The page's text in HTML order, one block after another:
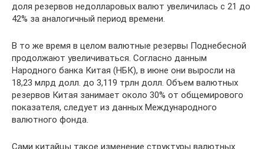
доля резервов недолларовых валют увеличилась с 21 до
42% за аналогичный период времени.
В то же время в целом валютные резервы Поднебесной
продолжают увеличиваться. Согласно данным
Народного банка Китая (НБК), в июне они выросли на
18,23 млрд долл. до 3,119 трлн долл. Объем валютных
резервов Китая занимает около 30% от общемирового
показателя, следует из данных Международного
валютного фонда.
Сами китайцы такое изменение структуры валютных